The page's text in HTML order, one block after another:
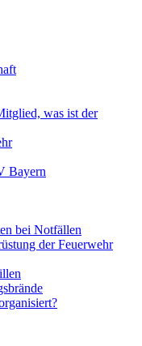
was ist der
Bayern
bei Notfällen
der Feuerwehr